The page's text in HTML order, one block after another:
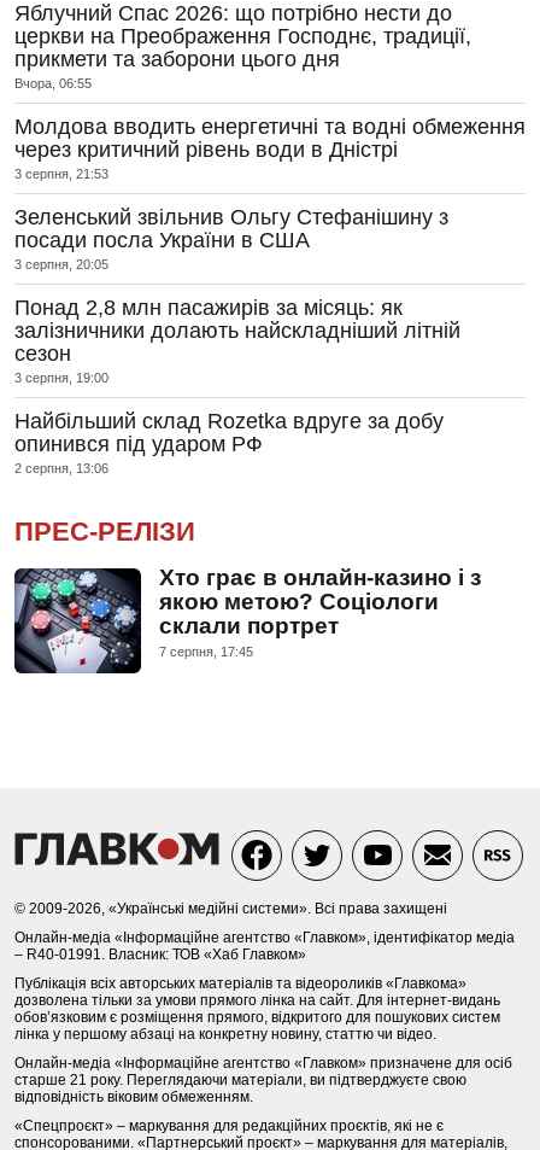
Яблучний Спас 2026: що потрібно нести до
церкви на Преображення Господнє, традиції,
прикмети та заборони цього дня
Вчора, 06:55
Молдова вводить енергетичні та водні обмеження
через критичний рівень води в Дністрі
3 серпня, 21:53
Зеленський звільнив Ольгу Стефанішину з
посади посла України в США
3 серпня, 20:05
Понад 2,8 млн пасажирів за місяць: як
залізничники долають найскладніший літній
сезон
3 серпня, 19:00
Найбільший склад Rozetka вдруге за добу
опинився під ударом РФ
2 серпня, 13:06
ПРЕС-РЕЛІЗИ
Хто грає в онлайн-казино і з
якою метою? Соціологи
склали портрет
7 серпня, 17:45
© 2009-2026, «Українські медійні системи». Всі права захищені
Онлайн-медіа «Інформаційне агентство «Главком», ідентифікатор медіа
– R40-01991. Власник: ТОВ «Хаб Главком»
Публікація всіх авторських матеріалів та відеороликів «Главкома»
дозволена тільки за умови прямого лінка на сайт. Для інтернет-видань
обов’язковим є розміщення прямого, відкритого для пошукових систем
лінка у першому абзаці на конкретну новину, статтю чи відео.
Онлайн-медіа «Інформаційне агентство «Главком» призначене для осіб
старше 21 року. Переглядаючи матеріали, ви підтверджуєте свою
відповідність віковим обмеженням.
«Спецпроєкт» – маркування для редакційних проєктів, які не є
спонсорованими. «Партнерський проєкт» – маркування для матеріалів,